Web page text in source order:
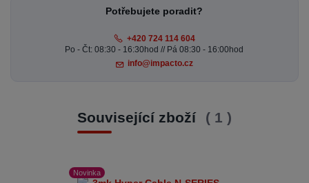
Potřebujete poradit?
+420 724 114 604
Po - Čt: 08:30 - 16:30hod // Pá 08:30 - 16:00hod
info@impacto.cz
Související zboží 1
Novinka